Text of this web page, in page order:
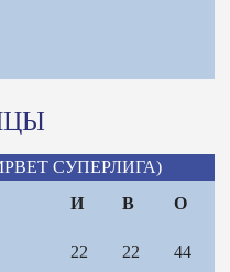
СУПЕРЛИГА)
И В О
22 22 44